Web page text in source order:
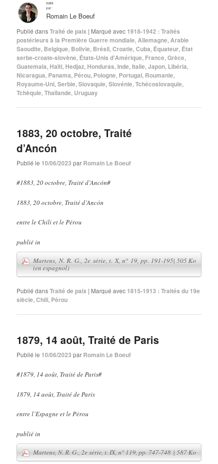
édité
par :
Romain Le Boeuf
Publié dansTraité de paix | Marqué avec 1918-1942 : Traités
postérieurs à la Première Guerre mondiale, Allemagne, Arabie
Saoudite, Belgique, Bolivie, Brésil,Croatie,Cuba, Équateur, État
serbe-croate-slovène, États-Unis d'Amérique, France,Grèce,
Guatemala, Haïti, Hedjaz, Honduras, Inde, Italie,Japon, Libéria,
Nicaragua, Panama, Pérou, Pologne, Portugal, Roumanie,
Royaume-Uni,Serbie,Slovaquie,Slovénie,Tchécoslovaquie,
Tchèquie,Thaïlande, Uruguay
1883, 20 octobre, Traité
d’Ancón
Publié le 10/06/2023 par Romain Le Boeuf
#1883, 20 octobre, Traité d’Ancón#
1883, 20 octobre, Traité d’Ancón
entre le Chili et le Pérou
publié in
Martens, N. R. G., 2e série, t. X, n° 19, pp. 191-195
Publié dansTraité de paix | Marqué avec 1815-1913 : Traités du 19e
siècle,Chili, Pérou
1879, 14 août, Traité de Paris
Publié le 10/06/2023 par Romain Le Boeuf
#1879, 14 août, Traité de Paris#
1879, 14 août, Traité de Paris
entre l’Espagne et le Pérou
publié in